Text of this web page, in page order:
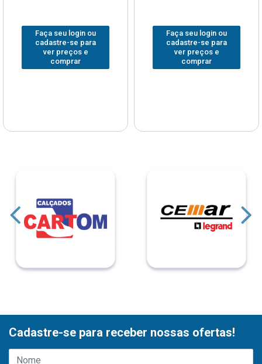
Faça seu login ou
cadastre-se para
ver preços e
comprar
Faça seu login ou
cadastre-se para
ver preços e
comprar
Cadastre-se para receber nossas ofertas!